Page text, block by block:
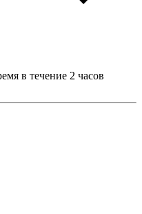
в течение 2 часов